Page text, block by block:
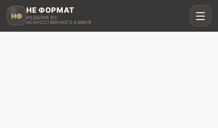
НФ
НЕ ФОРМАТ
ИЗДЕЛИЯ ИЗ
ИСКУССТВЕННОГО КАМНЯ